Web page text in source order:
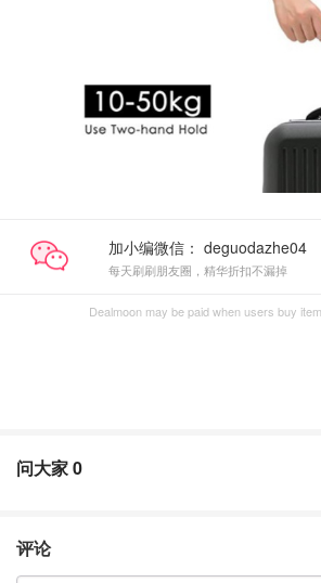
加小编微信：
每天刷刷朋友圈，精华折扣不漏掉
Dealmoon may be paid when users buy
问大家0
评论